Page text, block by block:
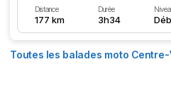
Distance
177 km
Durée
3h34
Toutes les balades moto Centre-